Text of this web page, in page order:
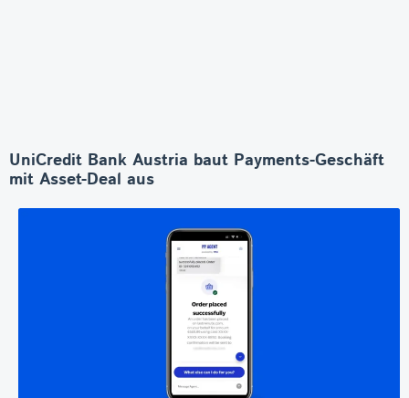
UniCredit Bank Austria baut Payments-Geschäft
mit Asset-Deal aus